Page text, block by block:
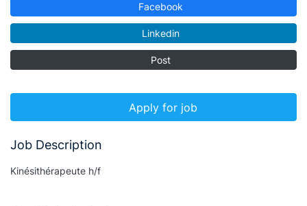
Facebook
Linkedin
Post
Apply for job
Job Description
Kinésithérapeute h/f